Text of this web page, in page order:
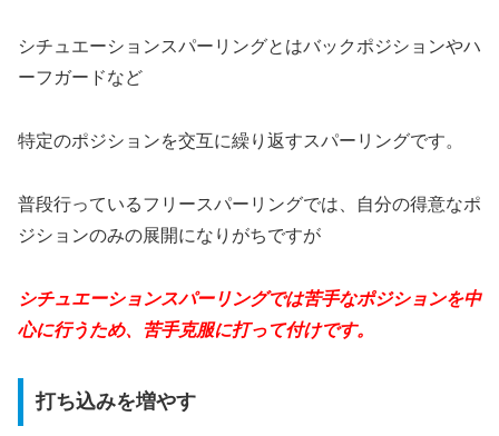
シチュエーションスパーリングとはバックポジションやハ
ーフガードなど
特定のポジションを交互に繰り返すスパーリングです。
普段行っているフリースパーリングでは、自分の得意なポ
ジションのみの展開になりがちですが
シチュエーションスパーリングでは苦手なポジションを中
心に行うため、苦手克服に打って付けです。
打ち込みを増やす